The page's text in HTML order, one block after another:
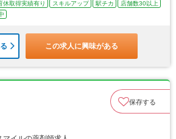
休取得実績有り スキルアップ 駅チカ
店舗数30以上
この求人に興味がある
保存する